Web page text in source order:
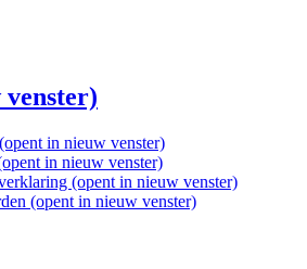
(opent in nieuw venster)
in nieuw venster)
(opent in nieuw venster)
(opent in nieuw venster)